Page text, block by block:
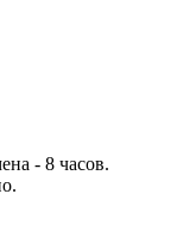
- 8 часов.